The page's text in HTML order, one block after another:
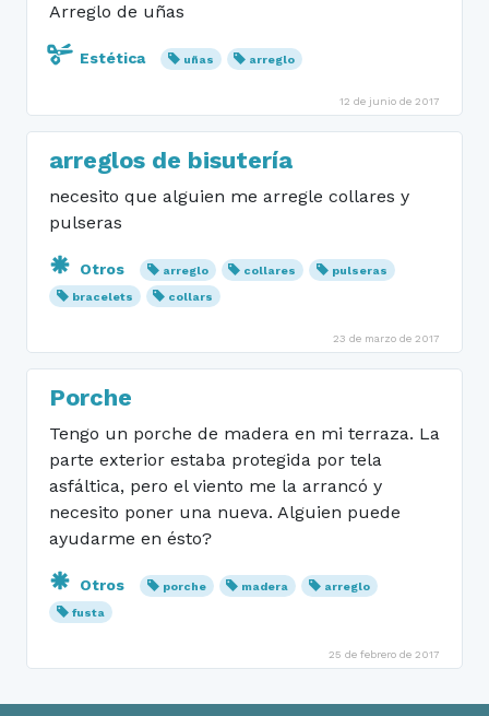
Arreglo de uñas
Estética uñas arreglo
12 de junio de 2017
arreglos de bisutería
necesito que alguien me arregle collares y
pulseras
Otros arreglo collares
pulseras
bracelets
collars
23 de marzo de 2017
Porche
Tengo un porche de madera en mi terraza. La
parte exterior estaba protegida por tela
asfáltica, pero el viento me la arrancó y
necesito poner una nueva. Alguien puede
ayudarme en ésto?
Otros porche madera
arreglo
fusta
25 de febrero de 2017